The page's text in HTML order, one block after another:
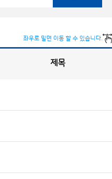
좌우로 밀면 이동 할 수 있습니다.
제목